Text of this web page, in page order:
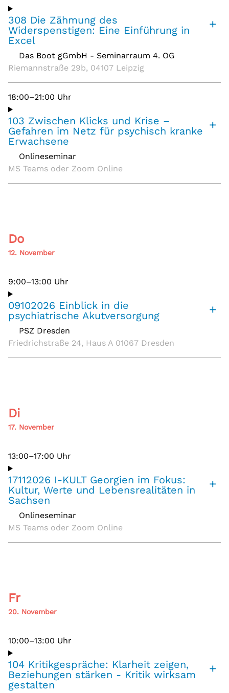
308 Die Zähmung des
Widerspenstigen: Eine Einführung in
Excel
Das Boot gGmbH - Seminarraum 4. OG
Riemannstraße 29b, 04107 Leipzig
+
18:00–21:00 Uhr
103 Zwischen Klicks und Krise –
Gefahren im Netz für psychisch kranke
Erwachsene
Onlineseminar
MS Teams oder Zoom Online
+
Do
12. November
9:00–13:00 Uhr
09102026 Einblick in die
psychiatrische Akutversorgung
PSZ Dresden
Friedrichstraße 24, Haus A 01067 Dresden
+
Di
17. November
13:00–17:00 Uhr
17112026 I-KULT Georgien im Fokus:
Kultur, Werte und Lebensrealitäten in
Sachsen
Onlineseminar
MS Teams oder Zoom Online
+
Fr
20. November
10:00–13:00 Uhr
104 Kritikgespräche: Klarheit zeigen,
Beziehungen stärken - Kritik wirksam
gestalten
+